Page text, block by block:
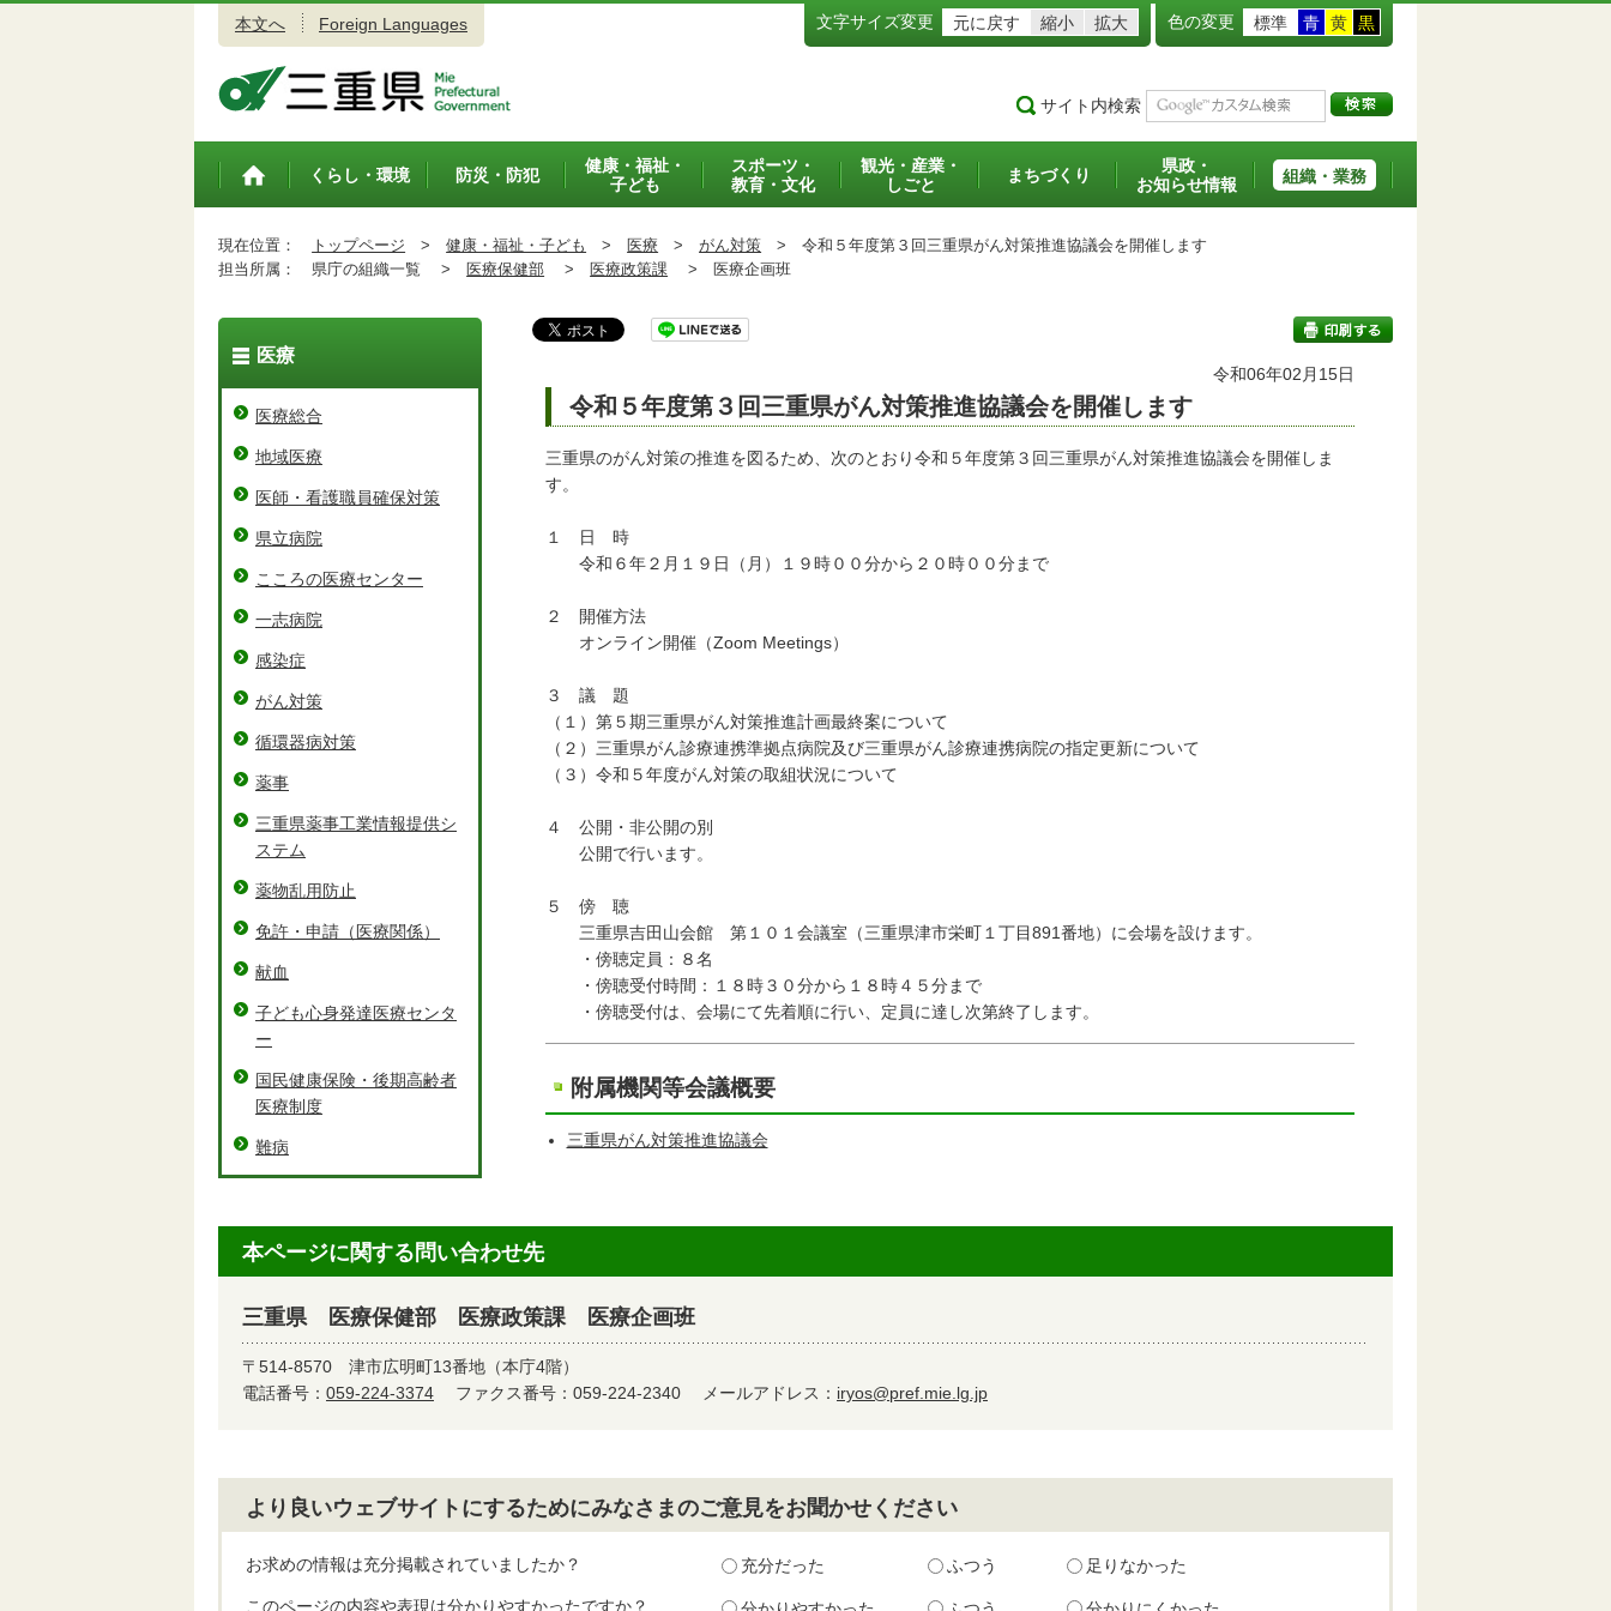
本文へ Foreign Languages 文字サイズ変更 元に戻す 縮小 拡大 色の変更 標準 青 黄 黒
サイト内検索
トップペ
くらし・環境 防災・防犯
健康・福祉・
子ども
スポーツ・
教育・文化
観光・産業・
しごと
まちづくり
県政・
お知らせ情報
組織・業務
現在位置： トップページ > 健康・福祉・子ども > 医療 > がん対策 > 令和５年度第３回三重県がん対策推進協議会を開催します
担当所属：
県庁の組織一覧 > 医療保健部 > 医療政策課 > 医療企画班
印刷する
令和06年02月15日
令和５年度第３回三重県がん対策推進協議会を開催します
三重県のがん対策の推進を図るため、次のとおり令和５年度第３回三重県がん対策推進協議会を開催しま
す。
１ 日 時
令和６年２月１９日（月）１９時００分から２０時００分まで
２ 開催方法
オンライン開催（Zoom Meetings）
３ 議 題
（１）第５期三重県がん対策推進計画最終案について
（２）三重県がん診療連携準拠点病院及び三重県がん診療連携病院の指定更新について
（３）令和５年度がん対策の取組状況について
４ 公開・非公開の別
公開で行います。
５ 傍 聴
三重県吉田山会館 第１０１会議室（三重県津市栄町１丁目891番地）に会場を設けます。
・傍聴定員：８名
・傍聴受付時間：１８時３０分から１８時４５分まで
・傍聴受付は、会場にて先着順に行い、定員に達し次第終了します。
附属機関等会議概要
三重県がん対策推進協議会
医療
医療総合
地域医療
医師・看護職員確保対策
県立病院
こころの医療センター
一志病院
感染症
がん対策
循環器病対策
薬事
三重県薬事工業情報提供シ
ステム
薬物乱用防止
免許・申請（医療関係）
献血
子ども心身発達医療センタ
ー
国民健康保険・後期高齢者
医療制度
難病
本ページに関する問い合わせ先
三重県 医療保健部 医療政策課 医療企画班
〒514-8570 津市広明町13番地（本庁4階）
電話番号： 059-224-3374 ファクス番号：059-224-2340 メールアドレス： iryos@pref.mie.lg.jp
より良いウェブサイトにするためにみなさまのご意見をお聞かせください
お求めの情報は充分掲載されていましたか？ 充分だった ふつう 足りなかった
このページの内容や表現は分かりやすかったですか？